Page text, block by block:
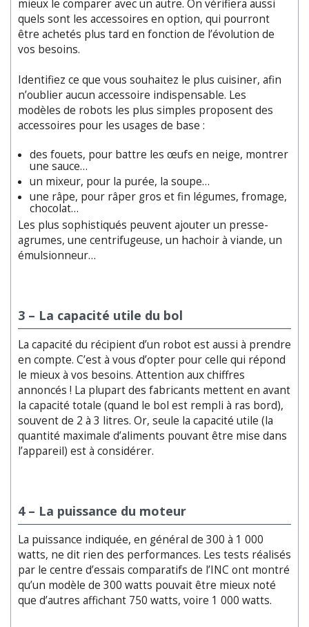
mieux le comparer avec un autre. On vérifiera aussi
quels sont les accessoires en option, qui pourront
être achetés plus tard en fonction de l’évolution de
vos besoins.
Identifiez ce que vous souhaitez le plus cuisiner, afin
n’oublier aucun accessoire indispensable. Les
modèles de robots les plus simples proposent des
accessoires pour les usages de base :
des fouets, pour battre les œufs en neige, montrer
une sauce…
un mixeur, pour la purée, la soupe…
une râpe, pour râper gros et fin légumes, fromage,
chocolat…
Les plus sophistiqués peuvent ajouter un presse-
agrumes, une centrifugeuse, un hachoir à viande, un
émulsionneur…
3 – La capacité utile du bol
La capacité du récipient d’un robot est aussi à prendre
en compte. C’est à vous d’opter pour celle qui répond
le mieux à vos besoins. Attention aux chiffres
annoncés ! La plupart des fabricants mettent en avant
la capacité totale (quand le bol est rempli à ras bord),
souvent de 2 à 3 litres. Or, seule la capacité utile (la
quantité maximale d’aliments pouvant être mise dans
l’appareil) est à considérer.
4 – La puissance du moteur
La puissance indiquée, en général de 300 à 1 000
watts, ne dit rien des performances. Les tests réalisés
par le centre d’essais comparatifs de l’INC ont montré
qu’un modèle de 300 watts pouvait être mieux noté
que d’autres affichant 750 watts, voire 1 000 watts.